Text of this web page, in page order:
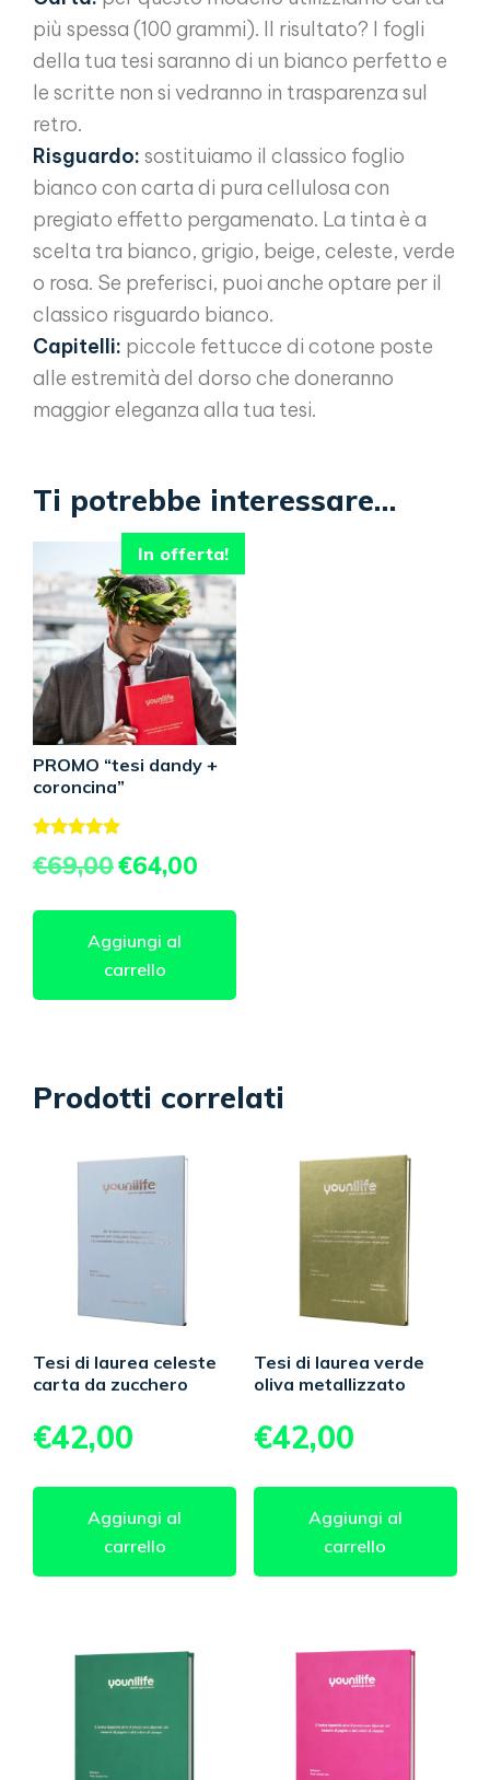
più spessa (100 grammi). Il risultato? I fogli
della tua tesi saranno di un bianco perfetto e
le scritte non si vedranno in trasparenza sul
retro.
Risguardo: sostituiamo il classico foglio
bianco con carta di pura cellulosa con
pregiato effetto pergamenato. La tinta è a
scelta tra bianco, grigio, beige, celeste, verde
o rosa. Se preferisci, puoi anche optare per il
classico risguardo bianco.
Capitelli: piccole fettucce di cotone poste
alle estremità del dorso che doneranno
maggior eleganza alla tua tesi.
Ti potrebbe interessare…
In offerta!
PROMO “tesi dandy +
coroncina”
5.00
€69,00 Il
originale
era:
€69,00.
€64,00
attuale
Aggiungi al
carrello
Prodotti correlati
Tesi di laurea celeste
carta da zucchero
€42,00
Aggiungi al
carrello
Tesi di laurea verde
oliva metallizzato
€42,00
Aggiungi al
carrello